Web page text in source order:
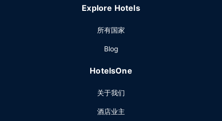
Explore Hotels
所有国家
Blog
HotelsOne
关于我们
酒店业主